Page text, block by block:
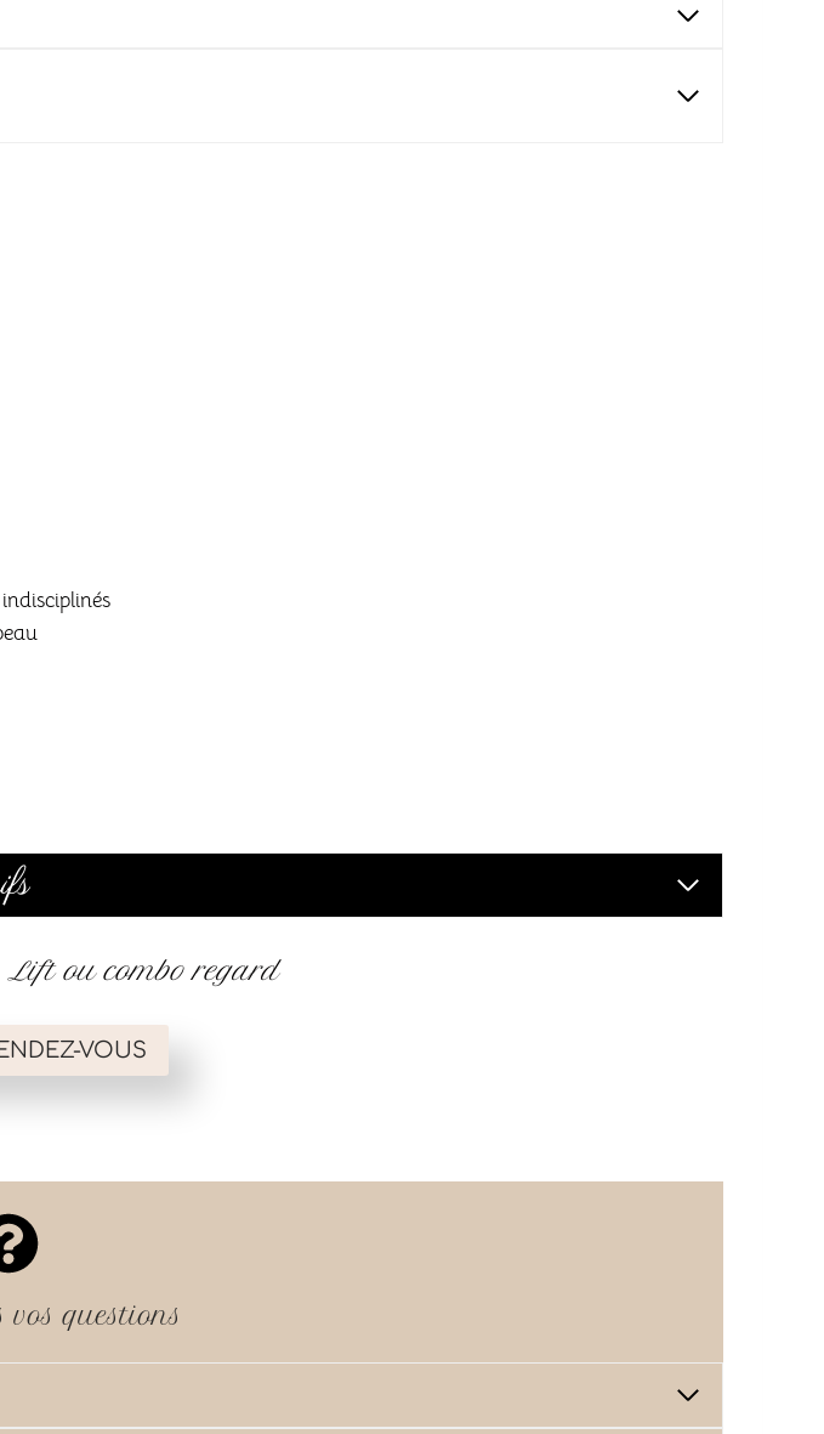
Lift ou combo regard
VOUS
vos questions